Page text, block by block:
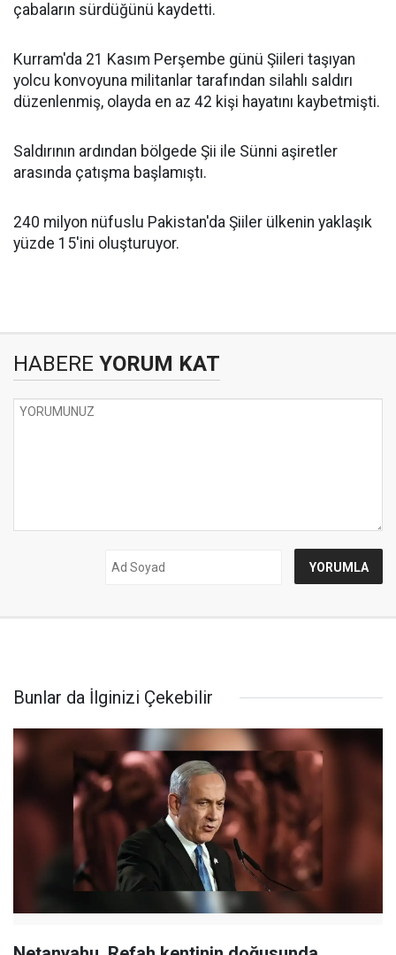
çabaların sürdüğünü kaydetti.
Kurram'da 21 Kasım Perşembe günü Şiileri taşıyan
yolcu konvoyuna militanlar tarafından silahlı saldırı
düzenlenmiş, olayda en az 42 kişi hayatını kaybetmişti.
Saldırının ardından bölgede Şii ile Sünni aşiretler
arasında çatışma başlamıştı.
240 milyon nüfuslu Pakistan'da Şiiler ülkenin yaklaşık
yüzde 15'ini oluşturuyor.
HABERE YORUM KAT
Bunlar da İlginizi Çekebilir